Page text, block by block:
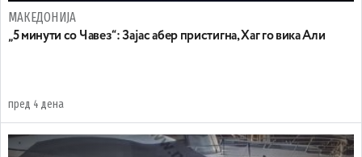
МАКЕДОНИЈА
„5 минути со Чавез“: Зајас абер пристигна, Хаг го вика Али
пред 4 дена